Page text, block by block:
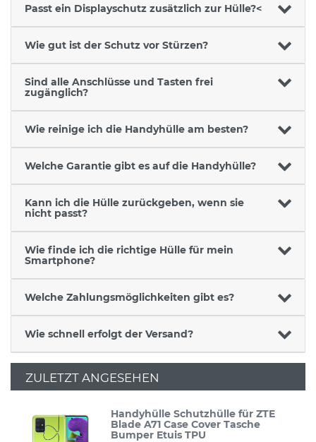
Passt ein Displayschutz zusätzlich zur Hülle?<
Wie gut ist der Schutz vor Stürzen?
Sind alle Anschlüsse und Tasten frei
zugänglich?
Wie reinige ich die Handyhülle am besten?
Welche Garantie gibt es auf die Handyhülle?
Kann ich die Hülle zurückgeben, wenn sie
nicht passt?
Wie finde ich die richtige Hülle für mein
Smartphone?
Welche Zahlungsmöglichkeiten gibt es?
Wie schnell erfolgt der Versand?
ZULETZT ANGESEHEN
Handyhülle Schutzhülle für ZTE
Blade A71 Case Cover Tasche
Bumper Etuis TPU